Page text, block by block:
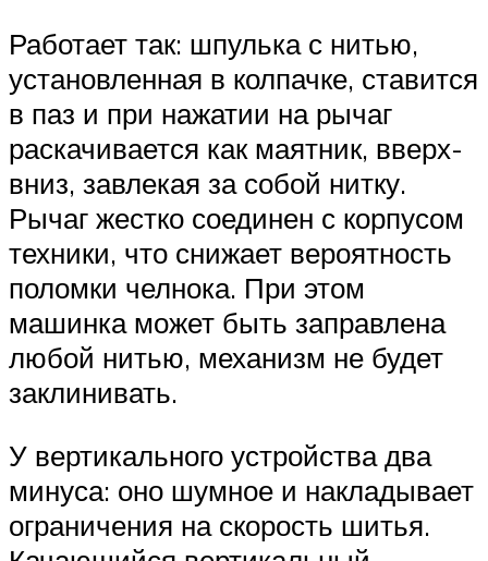
Работает так: шпулька с нитью,
установленная в колпачке, ставится
в паз и при нажатии на рычаг
раскачивается как маятник, вверх-
вниз, завлекая за собой нитку.
Рычаг жестко соединен с корпусом
техники, что снижает вероятность
поломки челнока. При этом
машинка может быть заправлена
любой нитью, механизм не будет
заклинивать.
У вертикального устройства два
минуса: оно шумное и накладывает
ограничения на скорость шитья.